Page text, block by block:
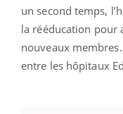
un second temps,
la rééducation pour
nouveaux
entre les hôpitaux